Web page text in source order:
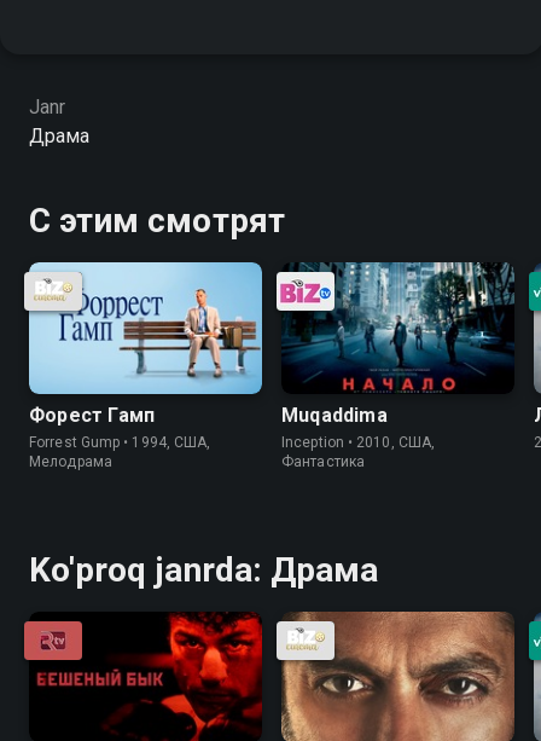
Janr
Драма
С этим смотрят
Форест Гамп
Forrest Gump • 1994, США,
Мелодрама
Muqaddima
Inception • 2010, США,
Фантастика
Ko'proq janrda: Драма